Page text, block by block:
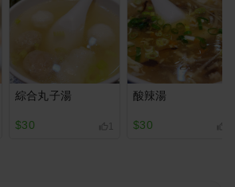
綜合丸子湯
$30 1
酸辣湯
$30